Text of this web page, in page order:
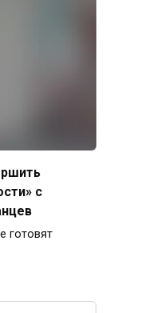
с
готовят